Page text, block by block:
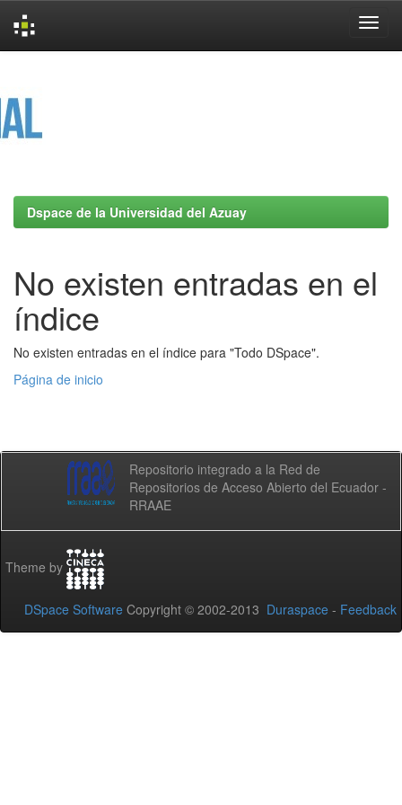
Dspace de la Universidad del Azuay
No existen entradas en el
índice
No existen entradas en el índice para "Todo DSpace".
Página de inicio
Repositorio integrado a la Red de
Repositorios de Acceso Abierto del Ecuador -
RRAAE
Theme by
DSpace Software Copyright © 2002-2013 Duraspace - Feedback